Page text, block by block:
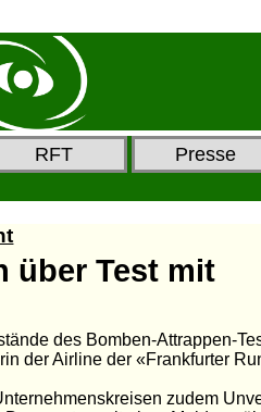
RFT Presse
über Test mit
des Bomben-Attrappen-
der Airline der «Frankfurter
zudem